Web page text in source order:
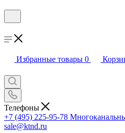
Избранные товары 0
Телефоны
+7 (495) 225-95-78
sale@ktnd.ru